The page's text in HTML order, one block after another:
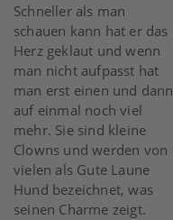
Schneller als man
schauen kann hat er das
Herz geklaut und wenn
man nicht aufpasst hat
man erst einen und dann
auf einmal noch viel
mehr. Sie sind kleine
Clowns und werden von
vielen als Gute Laune
Hund bezeichnet, was
seinen Charme zeigt.